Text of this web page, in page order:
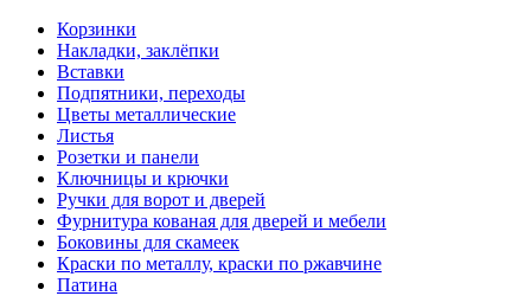
Корзинки
Накладки, заклёпки
Вставки
Подпятники, переходы
Цветы металлические
Листья
Розетки и панели
Ключницы и крючки
Ручки для ворот и дверей
Фурнитура кованая для дверей и мебели
Боковины для скамеек
Краски по металлу, краски по ржавчине
Патина